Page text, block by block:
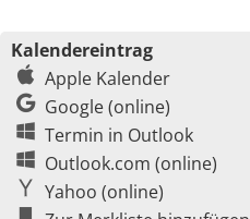
Kalendereintrag
Apple Kalender
Google (online)
Termin in Outlook
Outlook.com (online)
Yahoo (online)